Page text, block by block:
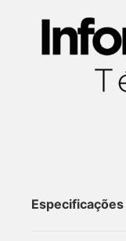
Especificações